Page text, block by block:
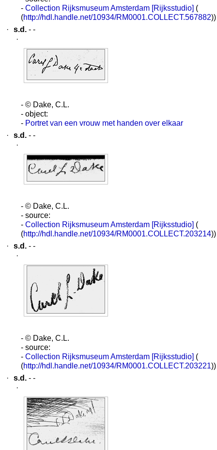
- Collection Rijksmuseum Amsterdam [Rijksstudio] (
(http://hdl.handle.net/10934/RM0001.COLLECT.567882))
·
s.d. - -
·
- © Dake, C.L.
- object:
- Portret van een vrouw met handen over elkaar
·
s.d. - -
·
- © Dake, C.L.
- source:
- Collection Rijksmuseum Amsterdam [Rijksstudio] (
(http://hdl.handle.net/10934/RM0001.COLLECT.203214))
·
s.d. - -
·
- © Dake, C.L.
- source:
- Collection Rijksmuseum Amsterdam [Rijksstudio] (
(http://hdl.handle.net/10934/RM0001.COLLECT.203221))
·
s.d. - -
·